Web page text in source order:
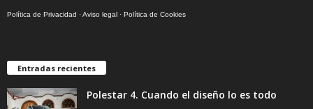
Política de Privacidad ·Aviso legal · Política de Cookies
Entradas recientes
Polestar 4. Cuando el diseño lo es todo